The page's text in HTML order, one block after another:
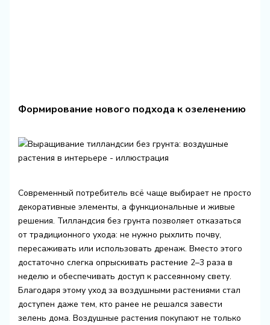
Формирование нового подхода к озеленению
Современный потребитель всё чаще выбирает не просто
декоративные элементы, а функциональные и живые
решения. Тилландсия без грунта позволяет отказаться
от традиционного ухода: не нужно рыхлить почву,
пересаживать или использовать дренаж. Вместо этого
достаточно слегка опрыскивать растение 2–3 раза в
неделю и обеспечивать доступ к рассеянному свету.
Благодаря этому уход за воздушными растениями стал
доступен даже тем, кто ранее не решался завести
зелень дома. Воздушные растения покупают не только